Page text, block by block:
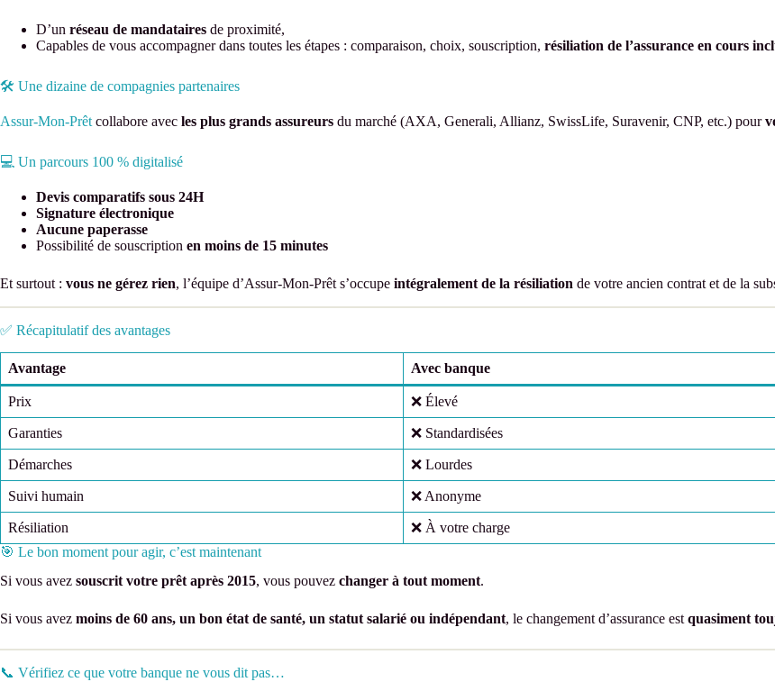
D’un réseau de mandataires de proximité,
Capables de vous accompagner dans toutes les étapes : comparaison, choix, souscription, résiliation de l’assurance en cours
🛠️ Une dizaine de compagnies partenaires
Assur-Mon-Prêt collabore avec les plus grands assureurs du marché (AXA, Generali, Allianz, SwissLife, Suravenir, CNP, etc.) pour
💻 Un parcours 100 % digitalisé
Devis comparatifs sous 24H
Signature électronique
Aucune paperasse
Possibilité de souscription en moins de 15 minutes
Et surtout : vous ne gérez rien, l’équipe d’Assur-Mon-Prêt s’occupe intégralement de la résiliation de votre ancien contrat et de la
✅ Récapitulatif des avantages
Avantage Avec banque
Prix ❌ Élevé
Garanties ❌ Standardisées
Démarches ❌ Lourdes
Suivi humain ❌ Anonyme
Résiliation ❌ À votre charge
🎯 Le bon moment pour agir, c’est maintenant
Si vous avez souscrit votre prêt après 2015, vous pouvez changer à tout moment.
Si vous avez moins de 60 ans, un bon état de santé, un statut salarié ou indépendant, le changement d’assurance est quasiment
📞 Vérifiez ce que votre banque ne vous dit pas…